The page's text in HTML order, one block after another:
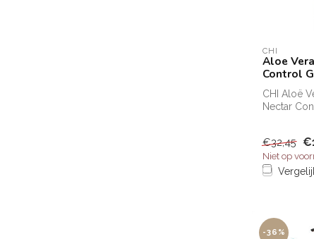
CHI
Aloe
Control
CHI Aloë
Nectar
€32,45
Niet op
-36%